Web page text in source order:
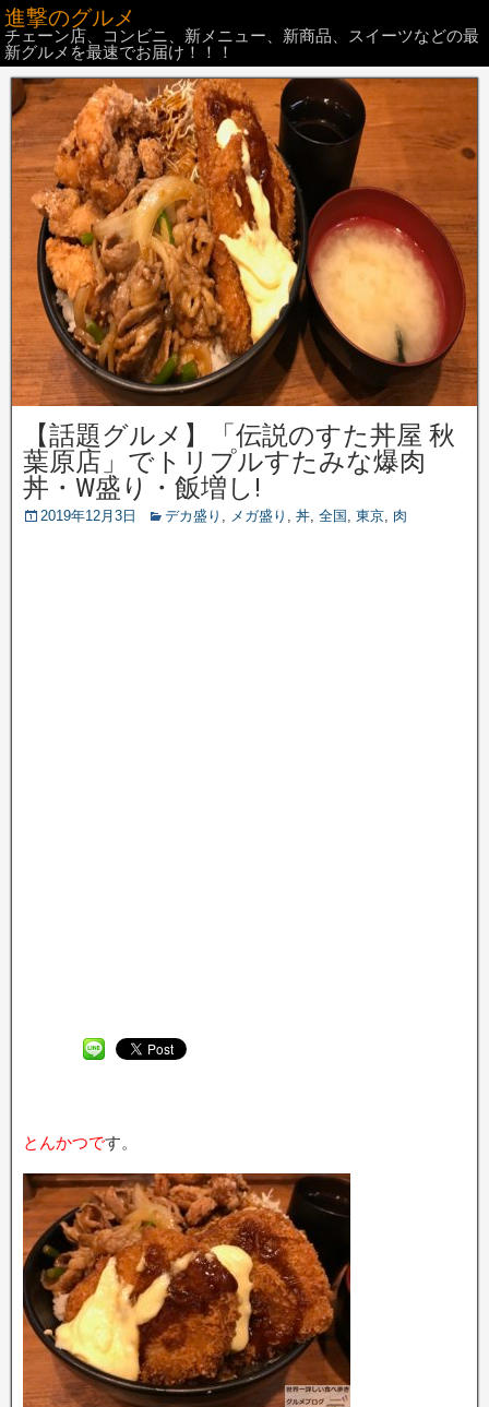
進撃のグルメ
チェーン店、コンビニ、新メニュー、新商品、スイーツなどの最
新グルメを最速でお届け！！！
【話題グルメ】「伝説のすた丼屋 秋
葉原店」でトリプルすたみな爆肉
丼・W盛り・飯増し!
2019年12月3日 デカ盛り , メガ盛り , 丼, 全国 , 東京, 肉
とんかつです。